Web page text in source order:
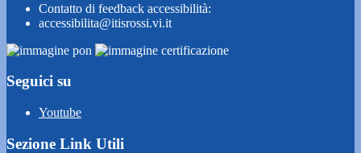
Contatto di feedback accessibilità:
accessibilita@itisrossi.vi.it
Seguici su
Youtube
Sezione Link Utili